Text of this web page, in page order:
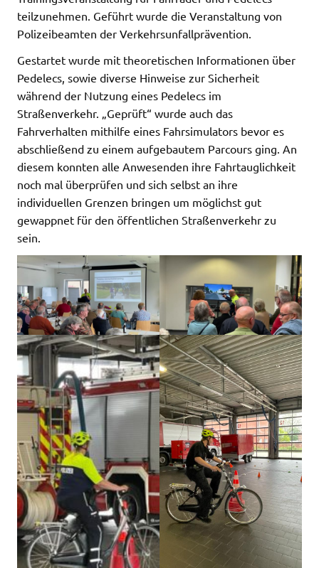
teilzunehmen. Geführt wurde die Veranstaltung von
Polizeibeamten der Verkehrsunfallprävention.
Gestartet wurde mit theoretischen Informationen über
Pedelecs, sowie diverse Hinweise zur Sicherheit
während der Nutzung eines Pedelecs im
Straßenverkehr. „Geprüft“ wurde auch das
Fahrverhalten mithilfe eines Fahrsimulators bevor es
abschließend zu einem aufgebautem Parcours ging. An
diesem konnten alle Anwesenden ihre Fahrtauglichkeit
noch mal überprüfen und sich selbst an ihre
individuellen Grenzen bringen um möglichst gut
gewappnet für den öffentlichen Straßenverkehr zu
sein.